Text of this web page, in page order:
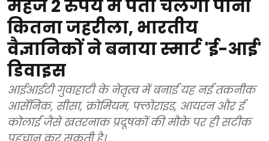
महज 2 रुपये में पता चलेगा पानी
कितना जहरीला, भारतीय
वैज्ञानिकों ने बनाया स्मार्ट 'ई-आई'
डिवाइस
आईआईटी गुवाहाटी के नेतृत्व में बनाई यह नई तकनीक
आर्सेनिक, सीसा, क्रोमियम, फ्लोराइड, आयरन और ई
कोलाई जैसे खतरनाक प्रदूषकों की मौके पर ही सटीक